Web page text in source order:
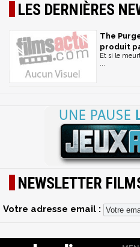
LES DERNIÈRES
The
produit
Et si le
...
NEWSLETTER
Votre adresse email :